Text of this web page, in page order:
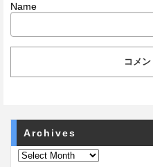
Name
Archives